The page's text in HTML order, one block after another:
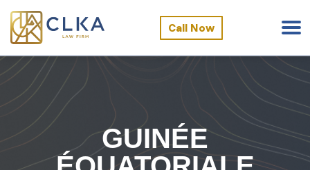
Call Now
GUINÉE